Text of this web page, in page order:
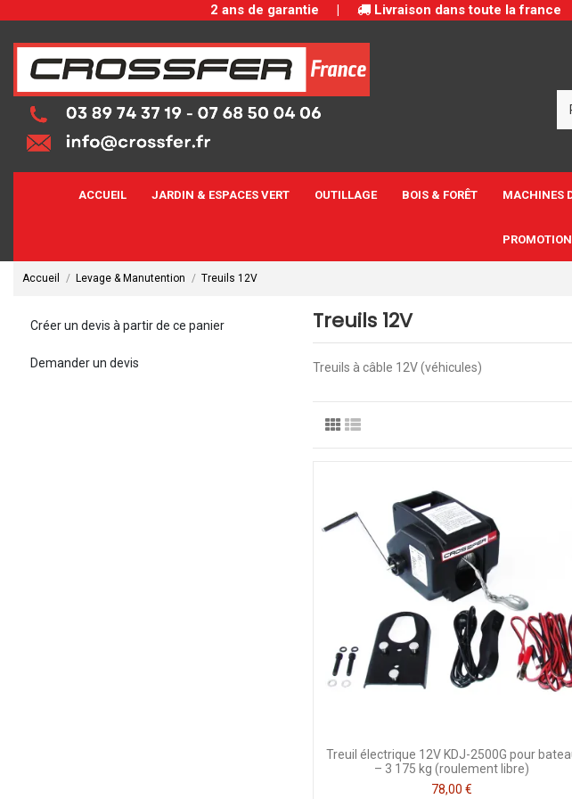
2 ans de garantie | Livraison dans toute la france
ACCUEIL JARDIN & ESPACES VERT OUTILLAGE BOIS & FORÊT MACHINES
Accueil Levage & Manutention Treuils 12V
Treuils 12V
Treuils à câble 12V (véhicules)
Treuil électrique 12V KDJ-2500G pour
– 3 175 kg (roulement libre)
78,00 €
Créer un devis à partir de ce panier
Demander un devis